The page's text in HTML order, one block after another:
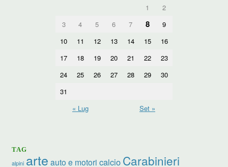
1
2
3
4 5 6 7 8
9
10
11 12 13 14 15
16
17
18 19 20 21 22
23
24
25 26 27 28 29
30
31
« Lug
Set »
TAG
alpini arte auto e motori calcio Carabinieri